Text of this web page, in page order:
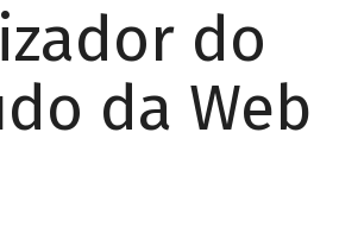
do
da Web